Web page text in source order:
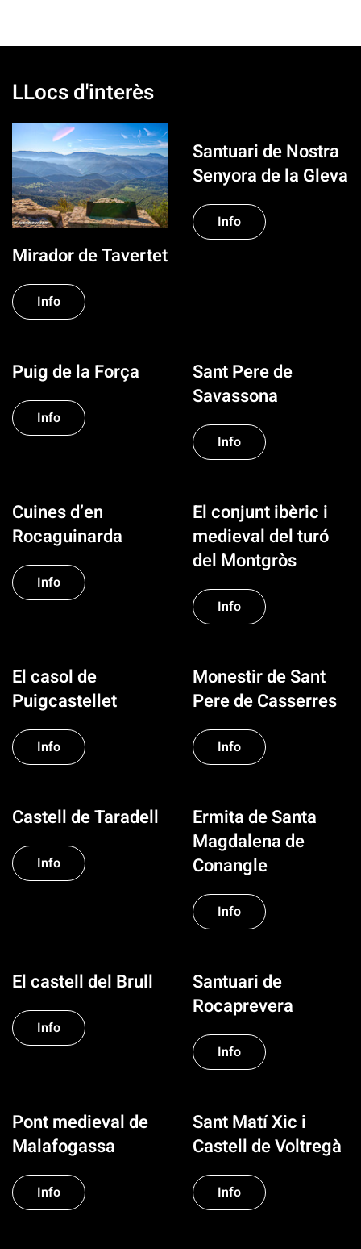
LLocs d'interès
Mirador de Tavertet
Info
Santuari de Nostra
Senyora de la Gleva
Info
Puig de la Força
Info
Sant Pere de
Savassona
Info
Cuines d’en
Rocaguinarda
Info
El conjunt ibèric i
medieval del turó
del Montgròs
Info
El casol de
Puigcastellet
Info
Monestir de Sant
Pere de Casserres
Info
Castell de Taradell
Info
Ermita de Santa
Magdalena de
Conangle
Info
El castell del Brull
Info
Santuari de
Rocaprevera
Info
Pont medieval de
Malafogassa
Info
Sant Matí Xic i
Castell de Voltregà
Info